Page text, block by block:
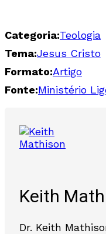
Categoria:Teologia
Tema:Jesus Cristo
Formato:Artigo
Fonte:Ministério
Keith
Dr. Keith